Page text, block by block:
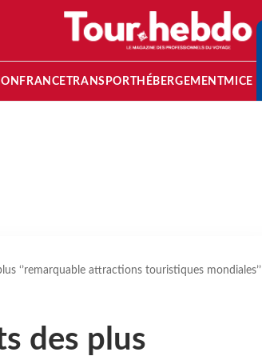
FRANCETRANSPORT HÉBERGEMENTMICE
‘’remarquable attractions touristiques mondiales’’
des plus